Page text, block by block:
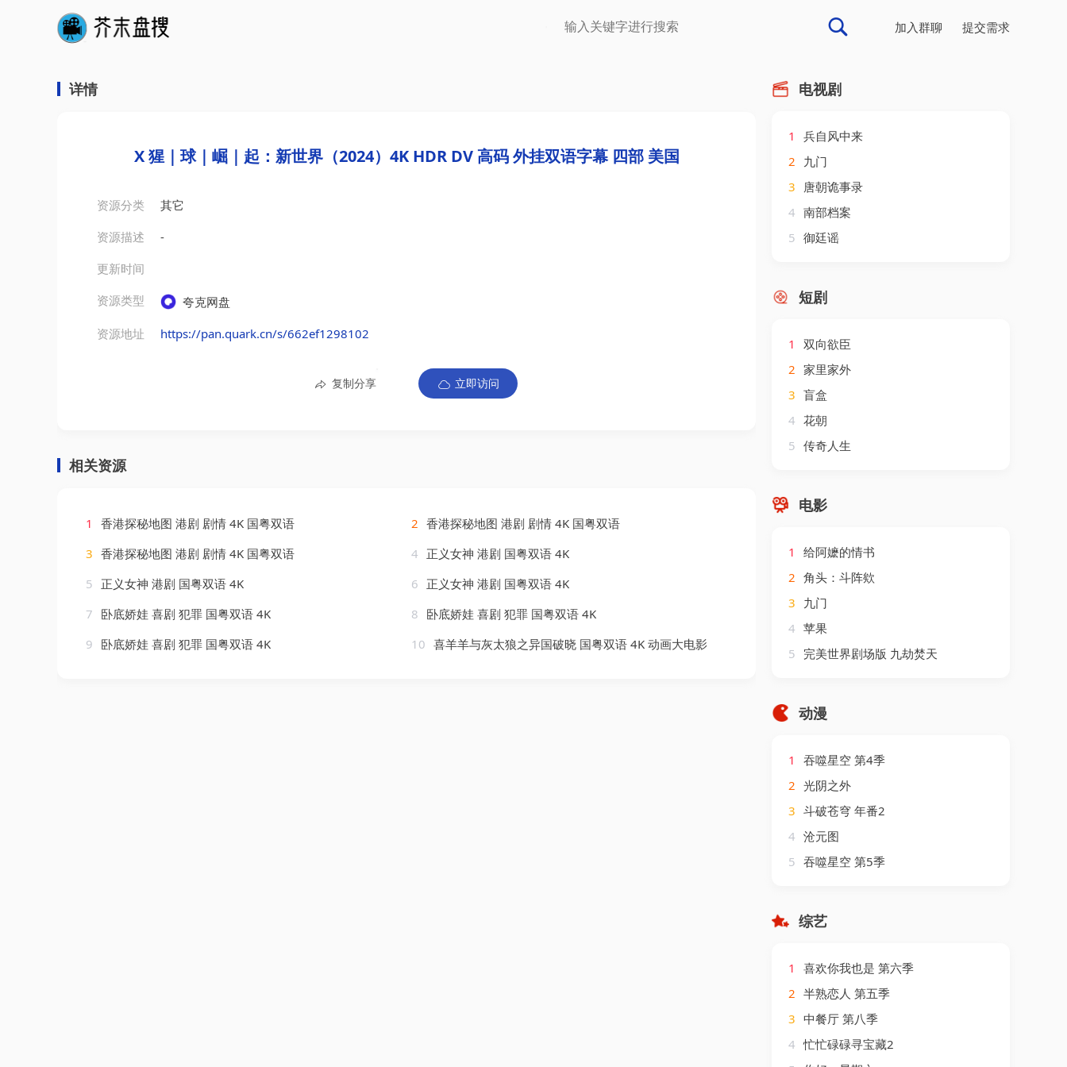
加入群聊 提交需求
详情
X 猩｜球｜崛｜起：新世界（2024）4K HDR DV 高码 外挂双语字幕 四部 美国
资源分类
其它
资源描述
-
更新时间
资源类型
夸克网盘
资源地址
https://pan.quark.cn/s/662ef1298102
复制分享 立即访问
相关资源
1 香港探秘地图 港剧 剧情 4K 国粤双语 2 香港探秘地图 港剧 剧情 4K 国粤双语
3 香港探秘地图 港剧 剧情 4K 国粤双语 4 正义女神 港剧 国粤双语 4K
5 正义女神 港剧 国粤双语 4K 6 正义女神 港剧 国粤双语 4K
7 卧底娇娃 喜剧 犯罪 国粤双语 4K 8 卧底娇娃 喜剧 犯罪 国粤双语 4K
9 卧底娇娃 喜剧 犯罪 国粤双语 4K 10 喜羊羊与灰太狼之异国破晓 国粤双语 4K 动画大电影
电视剧
1
兵自风中来
2 九门
3 唐朝诡事录
4 南部档案
5 御廷谣
短剧
1
双向欲臣
2 家里家外
3 盲盒
4 花朝
5 传奇人生
电影
1
给阿嬷的情书
2 角头：斗阵欸
3 九门
4 苹果
5 完美世界剧场版 九劫焚天
动漫
1
吞噬星空 第4季
2 光阴之外
3 斗破苍穹 年番2
4 沧元图
5 吞噬星空 第5季
综艺
1
喜欢你我也是 第六季
2 半熟恋人 第五季
3 中餐厅 第八季
4 忙忙碌碌寻宝藏2